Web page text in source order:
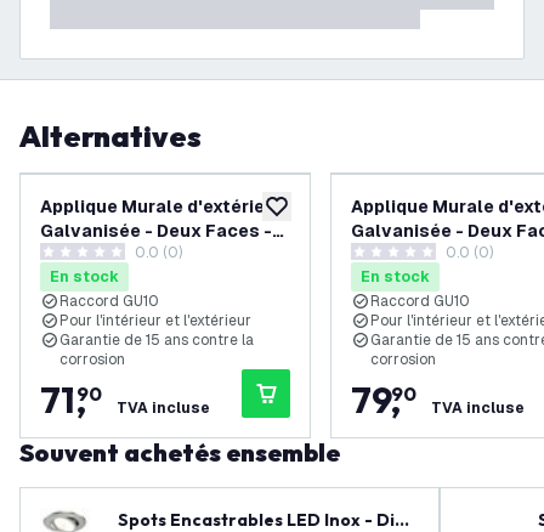
Alternatives
ajouter à la liste de souhaits
Applique Murale d'extérieur
Galvanisée - Deux Faces -
Raccord GU10 - IP44 -
Canto Maxi Kubi 2 - 15 ans
de garantie
0 étoiles de notation
0.0 (0)
En stock
Raccord GU10
Pour l'intérieur et l'extérieur
Garantie de 15 ans contre la
corrosion
71,
90
TVA incluse
Applique Murale
Galvanisée - Deux
Raccord GU10 - IP44 -
Canto Maxi 2 - 15 ans
garantie
0 étoiles de notation
0.0 (0)
En stock
Raccord GU10
Pour l'intérieur et
Garantie de 15 ans
corrosion
79,
90
TVA incluse
Souvent achetés ensemble
Spots Encastrables LED Inox - Dim